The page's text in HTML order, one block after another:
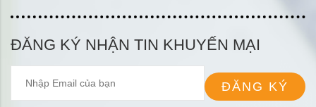
ĐĂNG KÝ NHẬN TIN KHUYẾN MẠI
ĐĂNG KÝ